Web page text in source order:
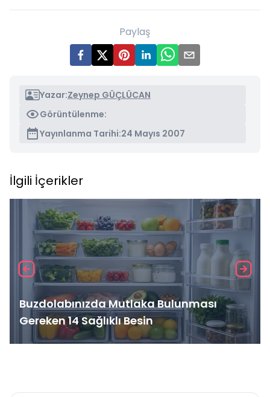
Paylaş
Yazar:Zeynep GÜÇLÜCAN
Görüntülenme:
Yayınlanma Tarihi:24 Mayıs 2007
İlgili İçerikler
Buzdolabınızda Mutlaka Bulunması
Gereken 14 Sağlıklı Besin